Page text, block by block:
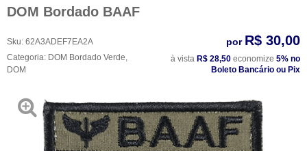
DOM Bordado BAAF
Sku: 62A3ADEF7EA2A
Categoria: DOM Bordado Verde
DOM
por R$ 30,00
à vista R$ 28,50 economize 5% no
Boleto Bancário ou Pix